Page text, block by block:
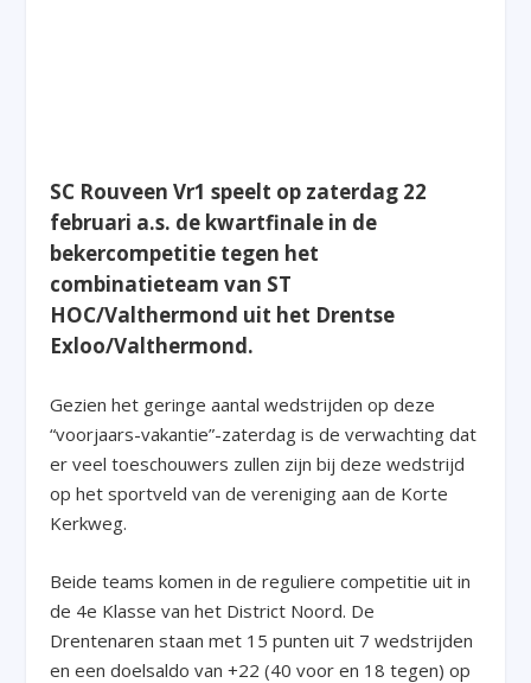
SC Rouveen Vr1 speelt op zaterdag 22
februari a.s. de kwartfinale in de
bekercompetitie tegen het
combinatieteam van ST
HOC/Valthermond uit het Drentse
Exloo/Valthermond.
Gezien het geringe aantal wedstrijden op deze
“voorjaars-vakantie”-zaterdag is de verwachting dat
er veel toeschouwers zullen zijn bij deze wedstrijd
op het sportveld van de vereniging aan de Korte
Kerkweg.
Beide teams komen in de reguliere competitie uit in
de 4e Klasse van het District Noord. De
Drentenaren staan met 15 punten uit 7 wedstrijden
en een doelsaldo van +22 (40 voor en 18 tegen) op